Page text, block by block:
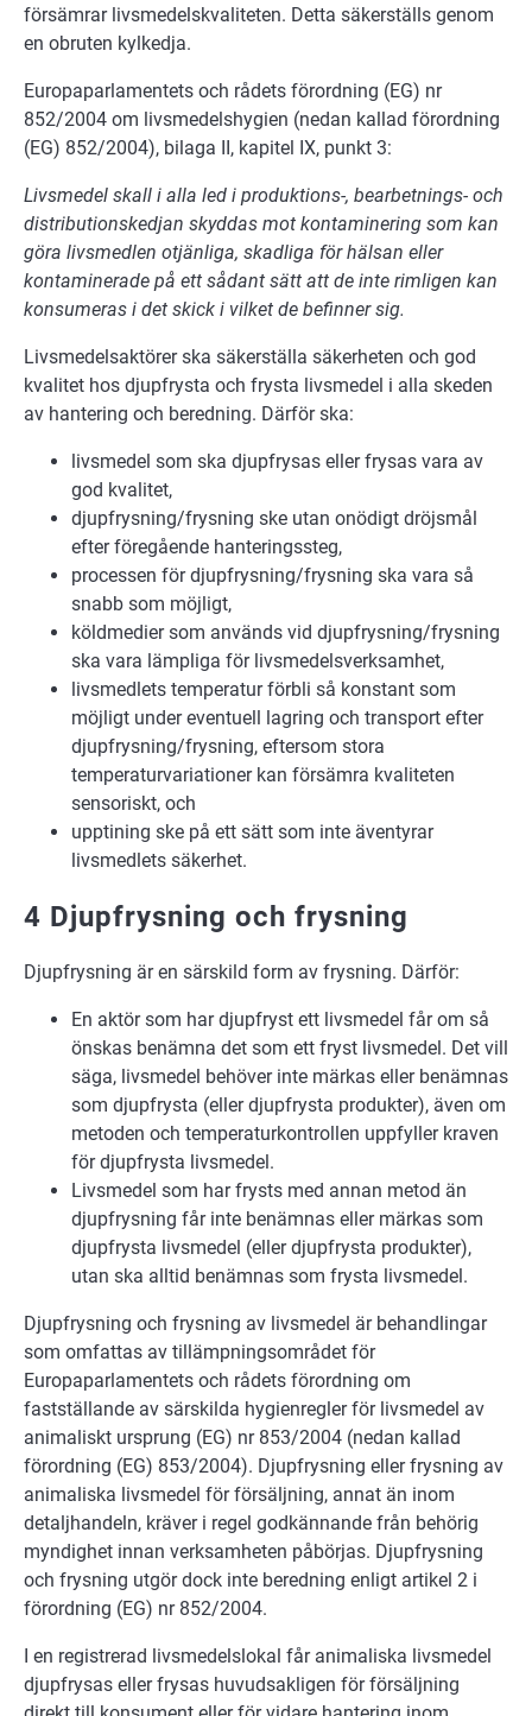
försämrar livsmedelskvaliteten. Detta säkerställs genom
en obruten kylkedja.
Europaparlamentets och rådets förordning (EG) nr
852/2004 om livsmedelshygien (nedan kallad förordning
(EG) 852/2004), bilaga II, kapitel IX, punkt 3:
Livsmedel skall i alla led i produktions-, bearbetnings- och
distributionskedjan skyddas mot kontaminering som kan
göra livsmedlen otjänliga, skadliga för hälsan eller
kontaminerade på ett sådant sätt att de inte rimligen kan
konsumeras i det skick i vilket de befinner sig.
Livsmedelsaktörer ska säkerställa säkerheten och god
kvalitet hos djupfrysta och frysta livsmedel i alla skeden
av hantering och beredning. Därför ska:
livsmedel som ska djupfrysas eller frysas vara av
god kvalitet,
djupfrysning/frysning ske utan onödigt dröjsmål
efter föregående hanteringssteg,
processen för djupfrysning/frysning ska vara så
snabb som möjligt,
köldmedier som används vid djupfrysning/frysning
ska vara lämpliga för livsmedelsverksamhet,
livsmedlets temperatur förbli så konstant som
möjligt under eventuell lagring och transport efter
djupfrysning/frysning, eftersom stora
temperaturvariationer kan försämra kvaliteten
sensoriskt, och
upptining ske på ett sätt som inte äventyrar
livsmedlets säkerhet.
4 Djupfrysning och frysning
Djupfrysning är en särskild form av frysning. Därför:
En aktör som har djupfryst ett livsmedel får om så
önskas benämna det som ett fryst livsmedel. Det vill
säga, livsmedel behöver inte märkas eller benämnas
som djupfrysta (eller djupfrysta produkter), även om
metoden och temperaturkontrollen uppfyller kraven
för djupfrysta livsmedel.
Livsmedel som har frysts med annan metod än
djupfrysning får inte benämnas eller märkas som
djupfrysta livsmedel (eller djupfrysta produkter),
utan ska alltid benämnas som frysta livsmedel.
Djupfrysning och frysning av livsmedel är behandlingar
som omfattas av tillämpningsområdet för
Europaparlamentets och rådets förordning om
fastställande av särskilda hygienregler för livsmedel av
animaliskt ursprung (EG) nr 853/2004 (nedan kallad
förordning (EG) 853/2004). Djupfrysning eller frysning av
animaliska livsmedel för försäljning, annat än inom
detaljhandeln, kräver i regel godkännande från behörig
myndighet innan verksamheten påbörjas. Djupfrysning
och frysning utgör dock inte beredning enligt artikel 2 i
förordning (EG) nr 852/2004.
I en registrerad livsmedelslokal får animaliska livsmedel
djupfrysas eller frysas huvudsakligen för försäljning